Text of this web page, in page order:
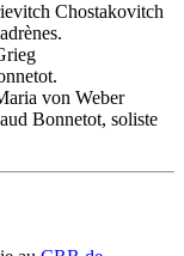
Chostakovitch
von Weber
Bonnetot, soliste